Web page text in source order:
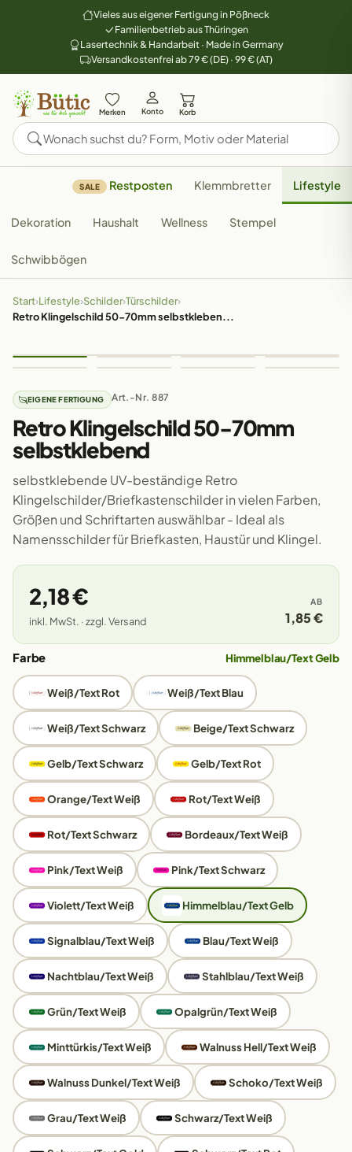
Vieles aus eigener Fertigung in Pößneck
Familienbetrieb aus Thüringen
Lasertechnik & Handarbeit · Made in Germany
Versandkostenfrei ab 79 € (DE) · 99 € (AT)
Merken Konto Korb
SALE Restposten Klemmbretter Lifestyle
Dekoration Haushalt Wellness Stempel
Schwibbögen
Start›Lifestyle›Schilder›Türschilder›
Retro Klingelschild 50-70mm selbstkleben...
EIGENE FERTIGUNG Art.-Nr. 887
Retro Klingelschild 50-70mm
selbstklebend
selbstklebende UV-beständige Retro
Klingelschilder/Briefkastenschilder in vielen Farben,
Größen und Schriftarten auswählbar - Ideal als
Namensschilder für Briefkasten, Haustür und Klingel.
2,18 €
inkl. MwSt. · zzgl. Versand
AB
1,85 €
Farbe Himmelblau/Text Gelb
Weiß/Text Rot Weiß/Text Blau
Weiß/Text Schwarz Beige/Text Schwarz
Gelb/Text Schwarz Gelb/Text Rot
Orange/Text Weiß Rot/Text Weiß
Rot/Text Schwarz Bordeaux/Text Weiß
Pink/Text Weiß Pink/Text Schwarz
Violett/Text Weiß Himmelblau/Text Gelb
Signalblau/Text Weiß Blau/Text Weiß
Nachtblau/Text Weiß Stahlblau/Text Weiß
Grün/Text Weiß Opalgrün/Text Weiß
Minttürkis/Text Weiß Walnuss Hell/Text Weiß
Walnuss Dunkel/Text Weiß Schoko/Text Weiß
Grau/Text Weiß Schwarz/Text Weiß